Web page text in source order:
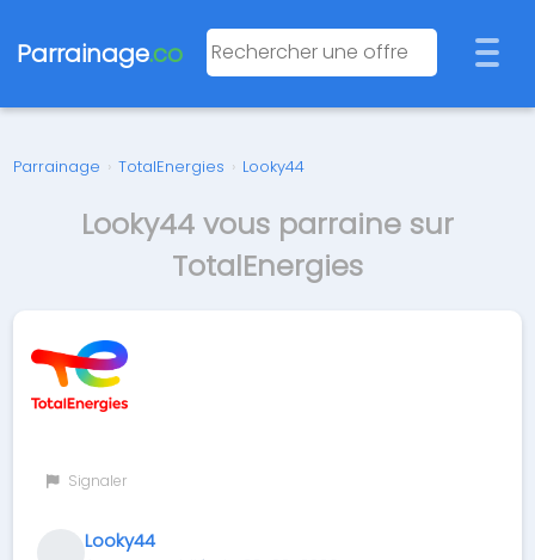
Parrainage.co
Parrainage › TotalEnergies › Looky44
Looky44 vous parraine sur
TotalEnergies
Signaler
Looky44